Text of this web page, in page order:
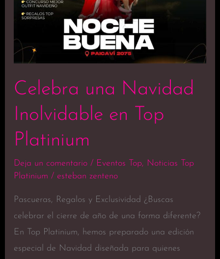
Celebra una Navidad
Inolvidable en Top
Platinium
Deja un comentario / Eventos Top, Noticias Top
Platinium / esteban zenteno
Pascueras, Regalos y Exclusividad ¿Buscas
celebrar el cierre de año de una forma diferente?
En Top Platinium, hemos preparado una edición
especial de Navidad diseñada para quienes
Inolvidable
Top
Platinium